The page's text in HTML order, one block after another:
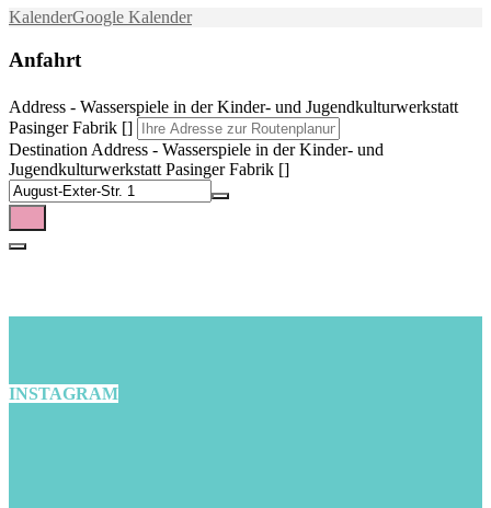
KalenderGoogle Kalender
Anfahrt
Address - Wasserspiele in der Kinder- und Jugendkulturwerkstatt
Pasinger Fabrik []
Destination Address - Wasserspiele in der Kinder- und
Jugendkulturwerkstatt Pasinger Fabrik []
INSTAGRAM